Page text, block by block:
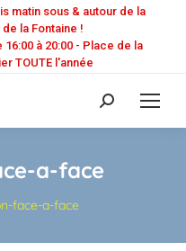
matin sous & autour de la
la Fontaine !
à 20:00 - Place de la
TOUTE l'année
Recherche
:
a-face
face-a-face